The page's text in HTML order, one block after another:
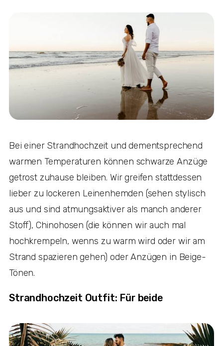
Bei einer Strandhochzeit und dementsprechend
warmen Temperaturen können schwarze Anzüge
getrost zuhause bleiben. Wir greifen stattdessen
lieber zu lockeren Leinenhemden (sehen stylisch
aus und sind atmungsaktiver als manch anderer
Stoff), Chinohosen (die können wir auch mal
hochkrempeln, wenns zu warm wird oder wir am
Strand spazieren gehen) oder Anzügen in Beige-
Tönen.
Strandhochzeit Outfit: Für beide